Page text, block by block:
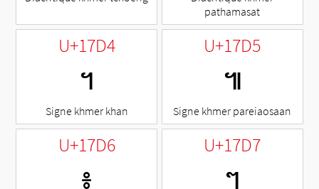
pathamasat
U+17D4
។
Signe khmer khan
U+17D5
៕
Signe khmer pareiaosaan
U+17D6
៖
U+17D7
ៗ